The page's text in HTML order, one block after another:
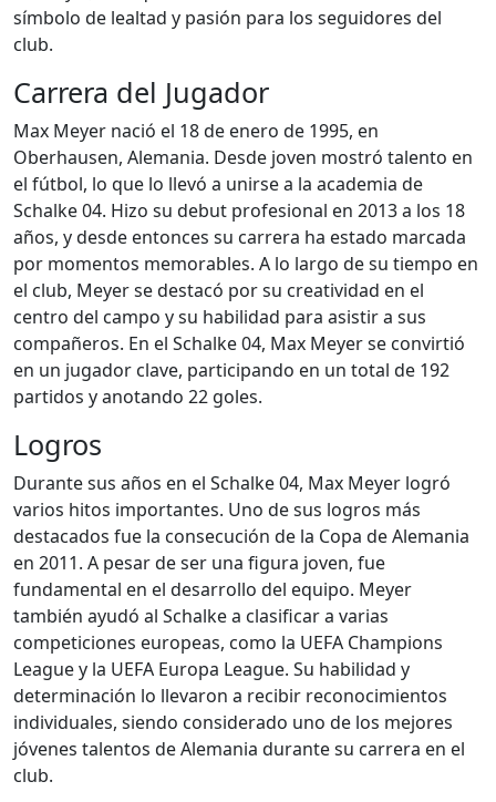
símbolo de lealtad y pasión para los seguidores del
club.
Carrera del Jugador
Max Meyer nació el 18 de enero de 1995, en
Oberhausen, Alemania. Desde joven mostró talento en
el fútbol, lo que lo llevó a unirse a la academia de
Schalke 04. Hizo su debut profesional en 2013 a los 18
años, y desde entonces su carrera ha estado marcada
por momentos memorables. A lo largo de su tiempo en
el club, Meyer se destacó por su creatividad en el
centro del campo y su habilidad para asistir a sus
compañeros. En el Schalke 04, Max Meyer se convirtió
en un jugador clave, participando en un total de 192
partidos y anotando 22 goles.
Logros
Durante sus años en el Schalke 04, Max Meyer logró
varios hitos importantes. Uno de sus logros más
destacados fue la consecución de la Copa de Alemania
en 2011. A pesar de ser una figura joven, fue
fundamental en el desarrollo del equipo. Meyer
también ayudó al Schalke a clasificar a varias
competiciones europeas, como la UEFA Champions
League y la UEFA Europa League. Su habilidad y
determinación lo llevaron a recibir reconocimientos
individuales, siendo considerado uno de los mejores
jóvenes talentos de Alemania durante su carrera en el
club.